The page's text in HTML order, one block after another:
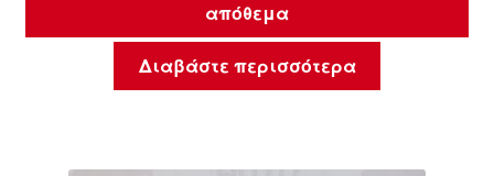
απόθεμα
Διαβάστε περισσότερα